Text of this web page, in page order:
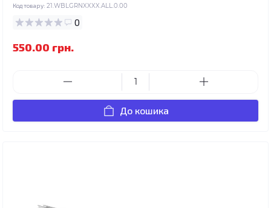
Код товару: 21.WBLGRNXXXX.ALL.0.00
0
550.00 грн.
До кошика